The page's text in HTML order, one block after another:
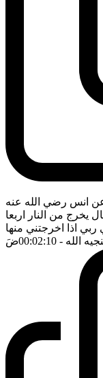
عن انس رضي الله عنه
يخرج من النار اربعا
اذا اخرجتني منها
الله - 00:02:10 ضَ